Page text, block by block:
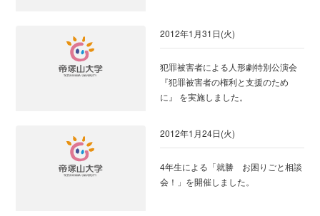
2012年1月31日(火)
犯罪被害者による人形劇特別公演会
『犯罪被害者の権利と支援のため
に』 を実施しました。
2012年1月24日(火)
4年生による「就勝 お困りごと相談
会！」を開催しました。